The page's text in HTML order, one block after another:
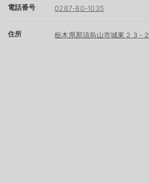
電話番号 0287-80-1035
住所 栃木県那須烏山市城東２３−２